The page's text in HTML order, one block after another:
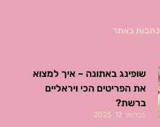
כתבות באתר
שופינג באתונה – איך למצוא
את הפריטים הכי ויראליים
ברשת?
פברואר 12, 2025